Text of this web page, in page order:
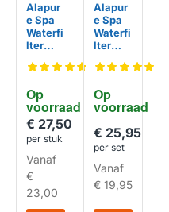
HUISMERK
Op
voorraad
Alapur
e Spa
Waterfi
lter
/ 80451
8341
€ 27,50
per stuk
Vanaf
€
23,00
HUISMERK
Op
voorraad
Alapur
e Spa
Waterfi
lter
/
/ C-
4401
€ 25,95
per set
Vanaf
€ 19,95